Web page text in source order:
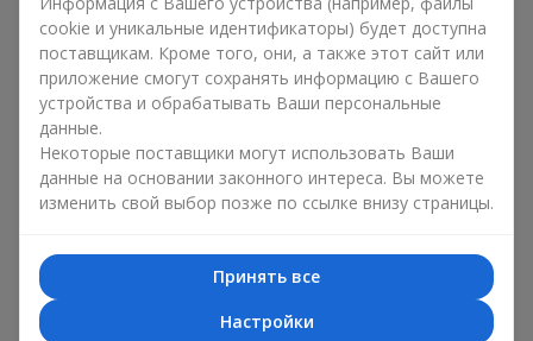
Сувениры к букетам на разные
праздники
Праздник задаёт настроение, а сувенирная продукция для
букетов его подчёркивает. Именно поэтому сувениры к
цветам часто выбирают с учётом даты и события. В нашем
ассортименте найдётся сувенирная продукция для букетов,
которая подойдёт к любому празднику и может быть
рассчитана на любой бюджет.
Сувенирная продукция к
букетам на День рождения
cookie и уникальные идентификаторы) будет доступна
поставщикам. Кроме того, они, а также этот сайт или
приложение смогут сохранять информацию с Вашего
устройства и обрабатывать Ваши персональные
данные.
Некоторые поставщики могут использовать Ваши
данные на основании законного интереса. Вы можете
изменить свой выбор позже по ссылке внизу страницы.
Принять все
Настройки